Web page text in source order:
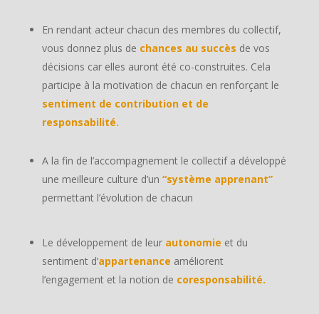
En rendant acteur chacun des membres du collectif,
vous donnez plus de chances au succès de vos
décisions car elles auront été co-construites. Cela
participe à la motivation de chacun en renforçant le
sentiment de contribution et de
responsabilité.
A la fin de l’accompagnement le collectif a développé
une meilleure culture d’un “système apprenant”
permettant l’évolution de chacun
Le développement de leur autonomie et du
sentiment d’appartenance améliorent
l’engagement et la notion de coresponsabilité.